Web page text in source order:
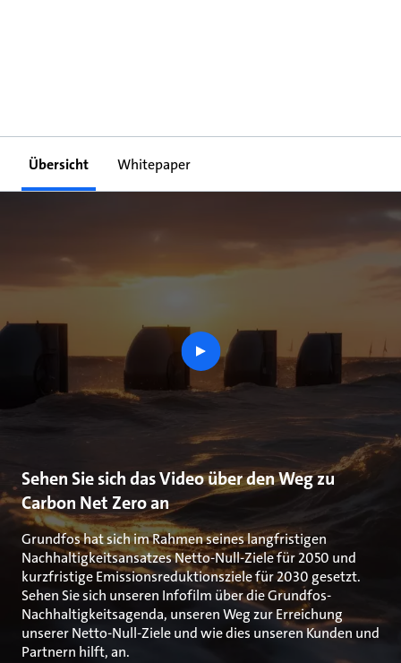
Übersicht Whitepaper
Sehen Sie sich das Video über den Weg zu
Carbon Net Zero an
Grundfos hat sich im Rahmen seines langfristigen
Nachhaltigkeitsansatzes Netto-Null-Ziele für 2050 und
kurzfristige Emissionsreduktionsziele für 2030 gesetzt.
Sehen Sie sich unseren Infofilm über die Grundfos-
Nachhaltigkeitsagenda, unseren Weg zur Erreichung
unserer Netto-Null-Ziele und wie dies unseren Kunden und
Partnern hilft, an.
play
button